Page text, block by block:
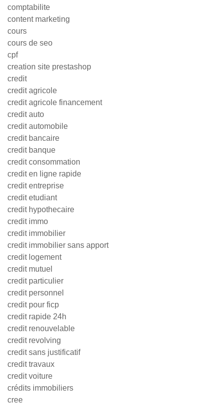
comptabilite
content marketing
cours
cours de seo
cpf
creation site prestashop
credit
credit agricole
credit agricole financement
credit auto
credit automobile
credit bancaire
credit banque
credit consommation
credit en ligne rapide
credit entreprise
credit etudiant
credit hypothecaire
credit immo
credit immobilier
credit immobilier sans apport
credit logement
credit mutuel
credit particulier
credit personnel
credit pour ficp
credit rapide 24h
credit renouvelable
credit revolving
credit sans justificatif
credit travaux
credit voiture
crédits immobiliers
cree